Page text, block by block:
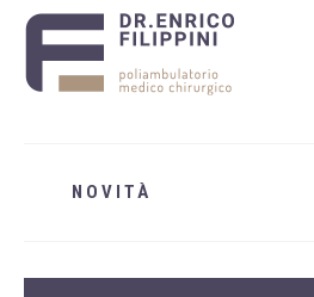
NOVITÀ